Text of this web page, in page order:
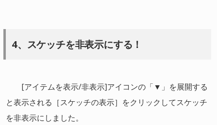
4、スケッチを非表示にする！
[アイテムを表示/非表示]アイコンの「▼」を展開する
と表示される［スケッチの表示］をクリックしてスケッチ
を非表示にしました。